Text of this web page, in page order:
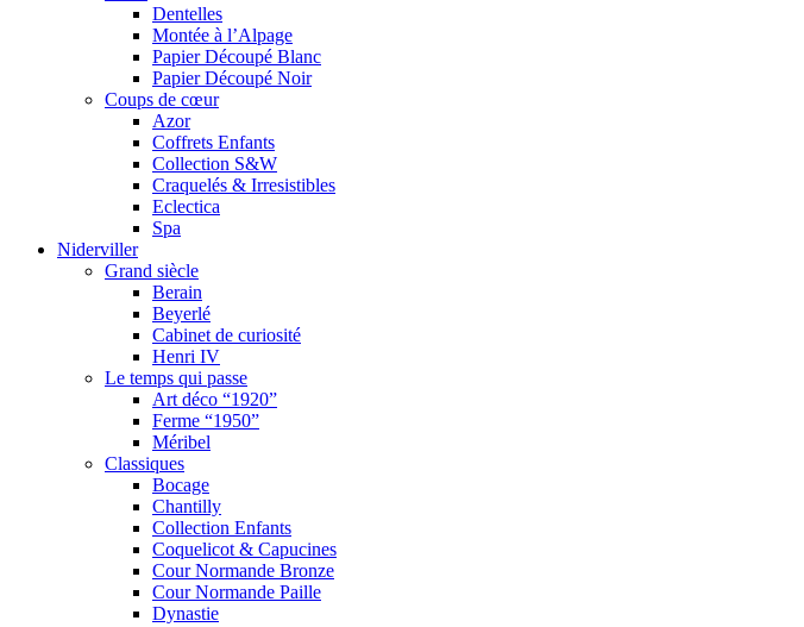
Dentelles
Montée à l’Alpage
Papier Découpé Blanc
Papier Découpé Noir
Coups de cœur
Azor
Coffrets Enfants
Collection S&W
Craquelés & Irresistibles
Eclectica
Spa
Niderviller
Grand siècle
Berain
Beyerlé
Cabinet de curiosité
Henri IV
Le temps qui passe
Art déco “1920”
Ferme “1950”
Méribel
Classiques
Bocage
Chantilly
Collection Enfants
Coquelicot & Capucines
Cour Normande Bronze
Cour Normande Paille
Dynastie